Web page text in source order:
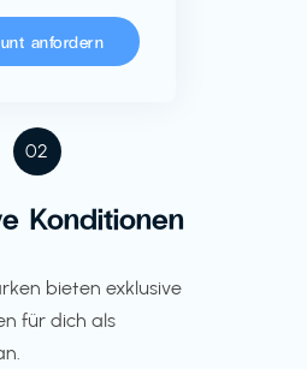
02
Konditionen
bieten exklusive
für dich als
anfordern